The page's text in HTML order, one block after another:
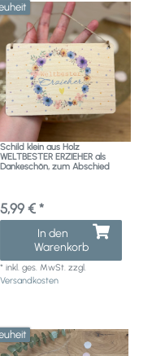
Schild klein aus Holz
WELTBESTER ERZIEHER als
Dankeschön, zum Abschied
5,99 € *
In den
Warenkorb
*inkl. ges. MwSt. zzgl.
Versandkosten